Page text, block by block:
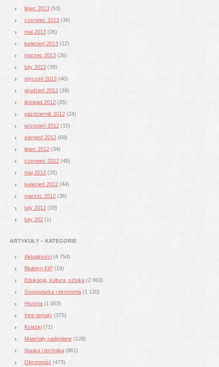
lipiec 2013 (53)
czerwiec 2013 (36)
maj 2013 (26)
kwiecień 2013 (12)
marzec 2013 (26)
luty 2013 (39)
styczeń 2013 (40)
grudzień 2012 (39)
listopad 2012 (25)
październik 2012 (24)
wrzesień 2012 (15)
sierpień 2012 (69)
lipiec 2012 (34)
czerwiec 2012 (46)
maj 2012 (26)
kwiecień 2012 (44)
marzec 2012 (36)
luty 2012 (19)
luty 202 (1)
ARTYKUŁY – KATEGORIE
Aktualności (4 754)
Biuletyn KIP (19)
Edukacja, kultura, sztuka (2 063)
Gospodarka i ekonomia (1 120)
Historia (1 053)
Inne tematy (375)
Książki (71)
Materiały nadesłane (128)
Nauka i technika (861)
Obronność (473)